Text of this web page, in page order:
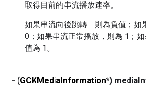
取得目前的串流播放速率。
如果串流向後跳轉，則為負值；如
0；如果串流正常播放，則為 1；
值為 1。
- (GCKMediaInformation*)